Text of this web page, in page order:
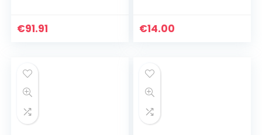
€91.91 €14.00